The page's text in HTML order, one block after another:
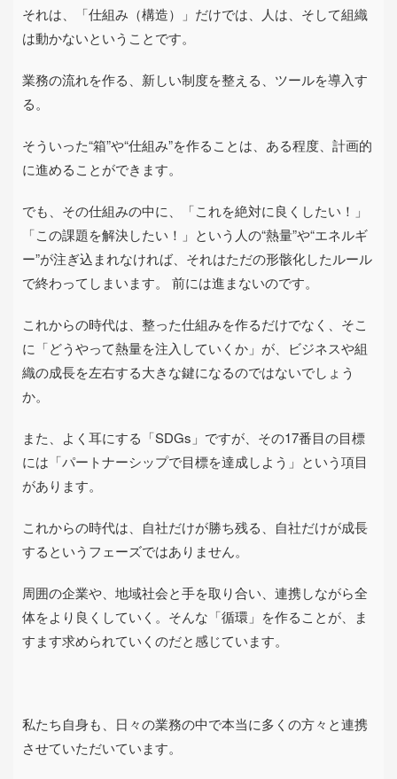
それは、「仕組み（構造）」だけでは、人は、そして組織
は動かないということです。
業務の流れを作る、新しい制度を整える、ツールを導入す
る。
そういった“箱”や“仕組み”を作ることは、ある程度、計画的
に進めることができます。
でも、その仕組みの中に、「これを絶対に良くしたい！」
「この課題を解決したい！」という人の“熱量”や“エネルギ
ー”が注ぎ込まれなければ、それはただの形骸化したルール
で終わってしまいます。 前には進まないのです。
これからの時代は、整った仕組みを作るだけでなく、そこ
に「どうやって熱量を注入していくか」が、ビジネスや組
織の成長を左右する大きな鍵になるのではないでしょう
か。
また、よく耳にする「SDGs 」ですが、その17番目の目標
には「パートナーシップで目標を達成しよう」という項目
があります。
これからの時代は、自社だけが勝ち残る、自社だけが成長
するというフェーズではありません。
周囲の企業や、地域社会と手を取り合い、連携しながら全
体をより良くしていく。そんな「循環」を作ることが、ま
すます求められていくのだと感じています。
私たち自身も、日々の業務の中で本当に多くの方々と連携
させていただいています。